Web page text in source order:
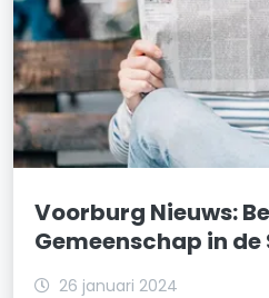
Voorburg Nieuws:
Gemeenschap in
26 januari 2024